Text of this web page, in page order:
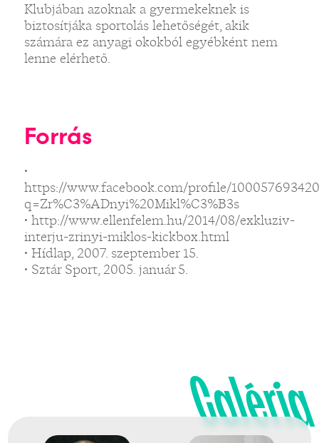
Klubjában azoknak a gyermekeknek is
biztosítjáka sportolás lehetőségét, akik
számára ez anyagi okokból egyébként nem
lenne elérhető.
Forrás
•
https://www.facebook.com/profile/
q=Zr%C3%ADnyi%20Mikl%C3%B3s
• http://www.ellenfelem.hu/2014/08/exkluziv-
interju-zrinyi-miklos-kickbox.html
• Hídlap, 2007. szeptember 15.
• Sztár Sport, 2005. január 5.
Galéria